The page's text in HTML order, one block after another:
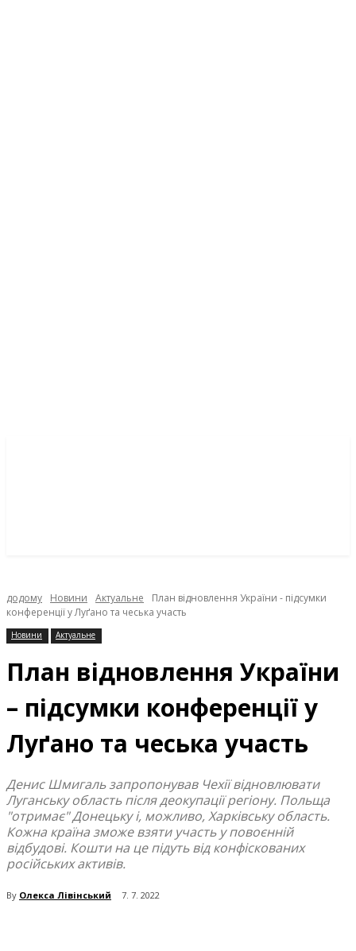
додому Новини Актуальне
План відновлення України - підсумки
конференції у Луґано та чеська участь
Новини Актуальне
План відновлення України
– підсумки конференції у
Луґано та чеська участь
Денис Шмигаль запропонував Чехії відновлювати
Луганську область після деокупації регіону. Польща
"отримає" Донецьку і, можливо, Харківську область.
Кожна країна зможе взяти участь у повоєнній
відбудові. Кошти на це підуть від конфіскованих
російських активів.
By Олекса Лівінський 7. 7. 2022